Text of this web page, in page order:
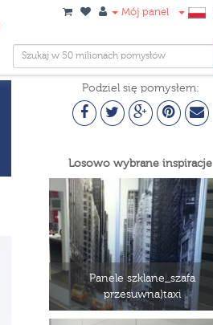
Mój panel
Podziel się pomysłem:
Losowo wybrane inspiracje
Panele szklane_szafa
przesuwna)taxi